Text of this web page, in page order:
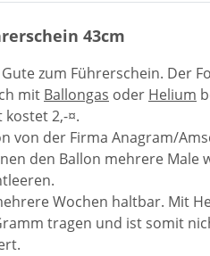
43cm
zum Führerschein. Der
mit Ballongas oder Helium
2,-¤.
von der Firma Anagram/
den Ballon mehrere
Wochen haltbar. Mit
tragen und ist somit